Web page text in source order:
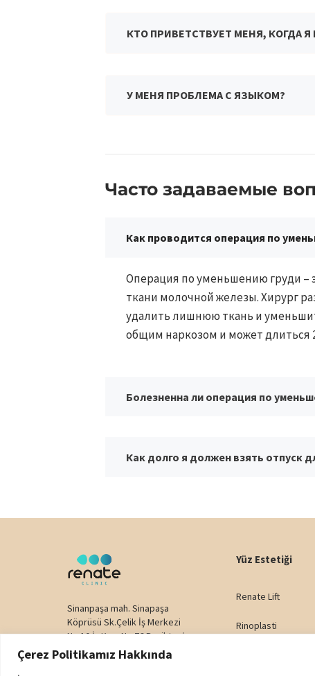
Çerez Politikamız Hakkında
КТО ПРИВЕТСТВУЕТ МЕНЯ, КОГДА Я
У МЕНЯ ПРОБЛЕМА С ЯЗЫКОМ?
Часто задаваемые
Как проводится операция по
Операция по уменьшению груди –
ткани молочной железы. Хирург
удалить лишнюю ткань и
общим наркозом и может длиться
Болезненна ли операция по
Как долго я должен взять отпуск
Sinanpaşa mah. Sinapaşa
Köprüsü Sk.Çelik İş Merkezi
No:10 İç Kapı No:76 Beşiktaş/
İstanbul
Yüz Estetiği
Renate Lift
Rinoplasti